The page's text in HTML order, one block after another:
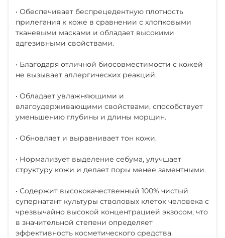
• Обеспечивает беспрецедентную плотность
прилегания к коже в сравнении с хлопковыми
тканевыми масками и обладает высокими
адгезивными свойствами.
• Благодаря отличной биосовместимости с кожей
не вызывает аллергических реакций.
• Обладает увлажняющими и
влагоудерживающими свойствами, способствует
уменьшению глубины и длины морщин.
• Обновляет и выравнивает тон кожи.
• Нормализует выделение себума, улучшает
структуру кожи и делает поры менее заментными.
• Содержит высококачественный 100% чистый
супернатант культуры стволовых клеток человека с
чрезвычайно высокой концентрацией экзосом, что
в значительной степени определяет
эффективность косметического средства.